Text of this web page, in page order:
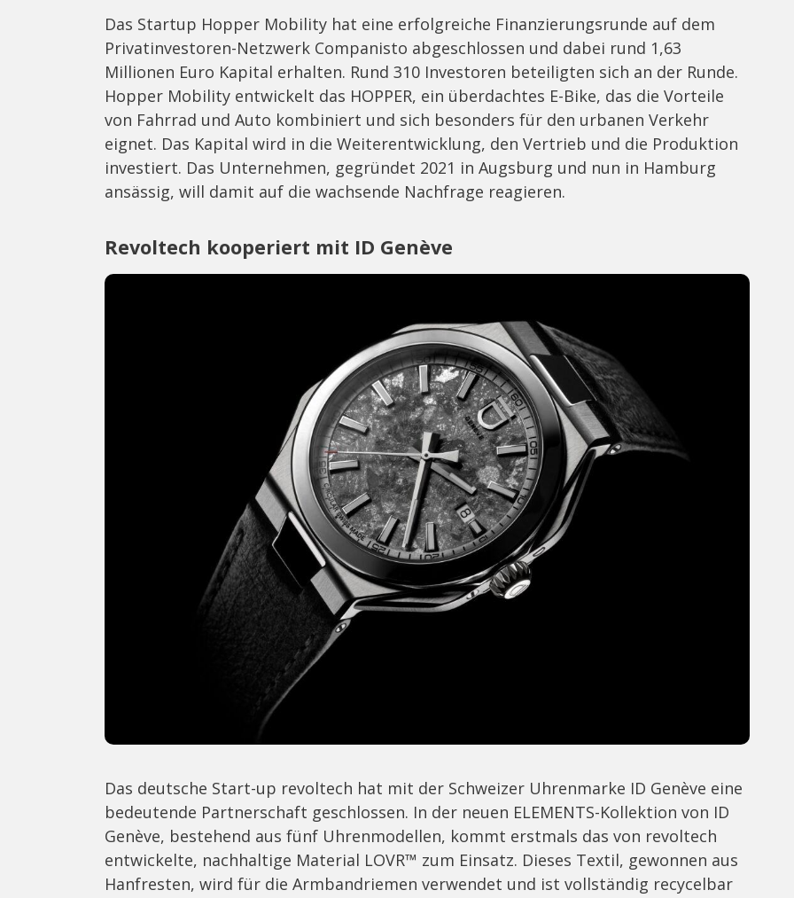
Das Startup Hopper Mobility hat eine erfolgreiche Finanzierungsrunde auf dem
Privatinvestoren-Netzwerk Companisto abgeschlossen und dabei rund 1,63
Millionen Euro Kapital erhalten. Rund 310 Investoren beteiligten sich an der Runde.
Hopper Mobility entwickelt das HOPPER, ein überdachtes E-Bike, das die Vorteile
von Fahrrad und Auto kombiniert und sich besonders für den urbanen Verkehr
eignet. Das Kapital wird in die Weiterentwicklung, den Vertrieb und die Produktion
investiert. Das Unternehmen, gegründet 2021 in Augsburg und nun in Hamburg
ansässig, will damit auf die wachsende Nachfrage reagieren.
Revoltech kooperiert mit ID Genève
Das deutsche Start-up revoltech hat mit der Schweizer Uhrenmarke ID Genève eine
bedeutende Partnerschaft geschlossen. In der neuen ELEMENTS-Kollektion von ID
Genève, bestehend aus fünf Uhrenmodellen, kommt erstmals das von revoltech
entwickelte, nachhaltige Material LOVR™ zum Einsatz. Dieses Textil, gewonnen aus
Hanfresten, wird für die Armbandriemen verwendet und ist vollständig recycelbar